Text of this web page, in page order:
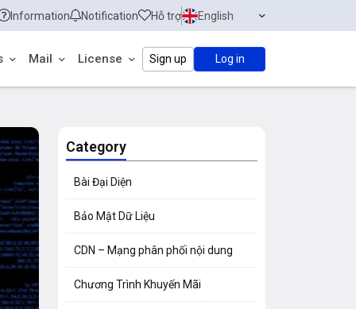
Information Notification Hỗ trợ English
Mail License Sign up Log in
Category
Bài Đại Diện
Bảo Mật Dữ Liệu
CDN – Mạng phân phối nội dung
Chương Trình Khuyến Mãi